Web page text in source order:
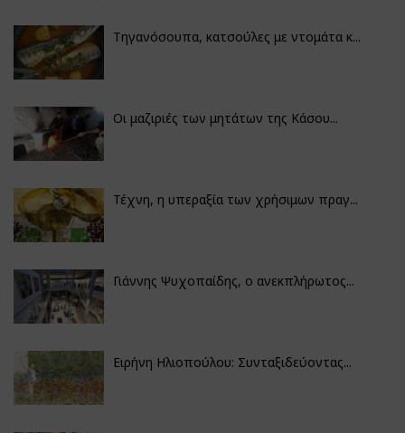
Τηγανόσουπα, κατσούλες με ντομάτα κ...
Οι μαζιριές των μητάτων της Κάσου...
Τέχνη, η υπεραξία των χρήσιμων πραγ...
Γιάννης Ψυχοπαίδης, ο ανεκπλήρωτος...
Ειρήνη Ηλιοπούλου: Συνταξιδεύοντας...